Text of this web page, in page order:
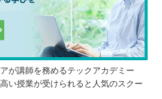
が講師を務めるテックアカデミー
い授業が受けられると人気のスクー